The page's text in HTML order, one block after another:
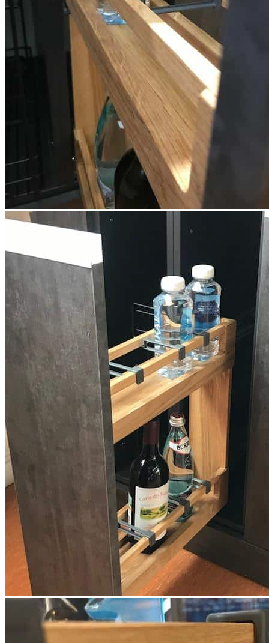
Характеристики
Ширина шкафа: от 150 мм
Выдвижение: полное с доводчиком
Допустимая нагрузка: до 30 кг
Материал корзины: натуральный массив дуба
Покрытие: натуральное масло
Корзина изготовлена вручную.
Комплектация
В комплект входит:
Двухуровневая деревянная корзина — 1 шт.
Направляющие полного выдвижения TANDEM Blum с
доводчиком (левые или правые) с нагрузкой до 30 кг —
2 шт.
Важно! Разделители пластиковые на релинг в комплект не
входят, покупаются отдельно
Преимущества
• Изготовлена вручную из 100% натурального массива дуба.
• Позволяет удобно и аккуратно организовать хранение
бутылок, продуктов и кухонных принадлежностей.
• Направляющие TANDEM Blum обеспечивают плавное
выдвижение и мягкое бесшумное закрывание.
• Полное выдвижение обеспечивает удобный доступ ко всему
содержимому корзины.
• Натуральное масляное покрытие подчеркивает
выразительную текстуру древесины и защищает поверхность
изделия.
• Надежная конструкция выдерживает нагрузку до 30 кг.
• Бутылочница гармонично сочетается с современными
кухонными интерьерами и особенно понравится ценителям
натуральных материалов.
Производство